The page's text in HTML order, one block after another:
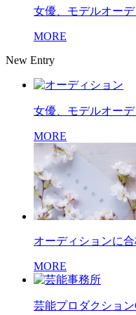
女優、モデルオー
MORE
New Entry
女優、モデルオー
MORE
オーディションに
MORE
芸能プロダクショ